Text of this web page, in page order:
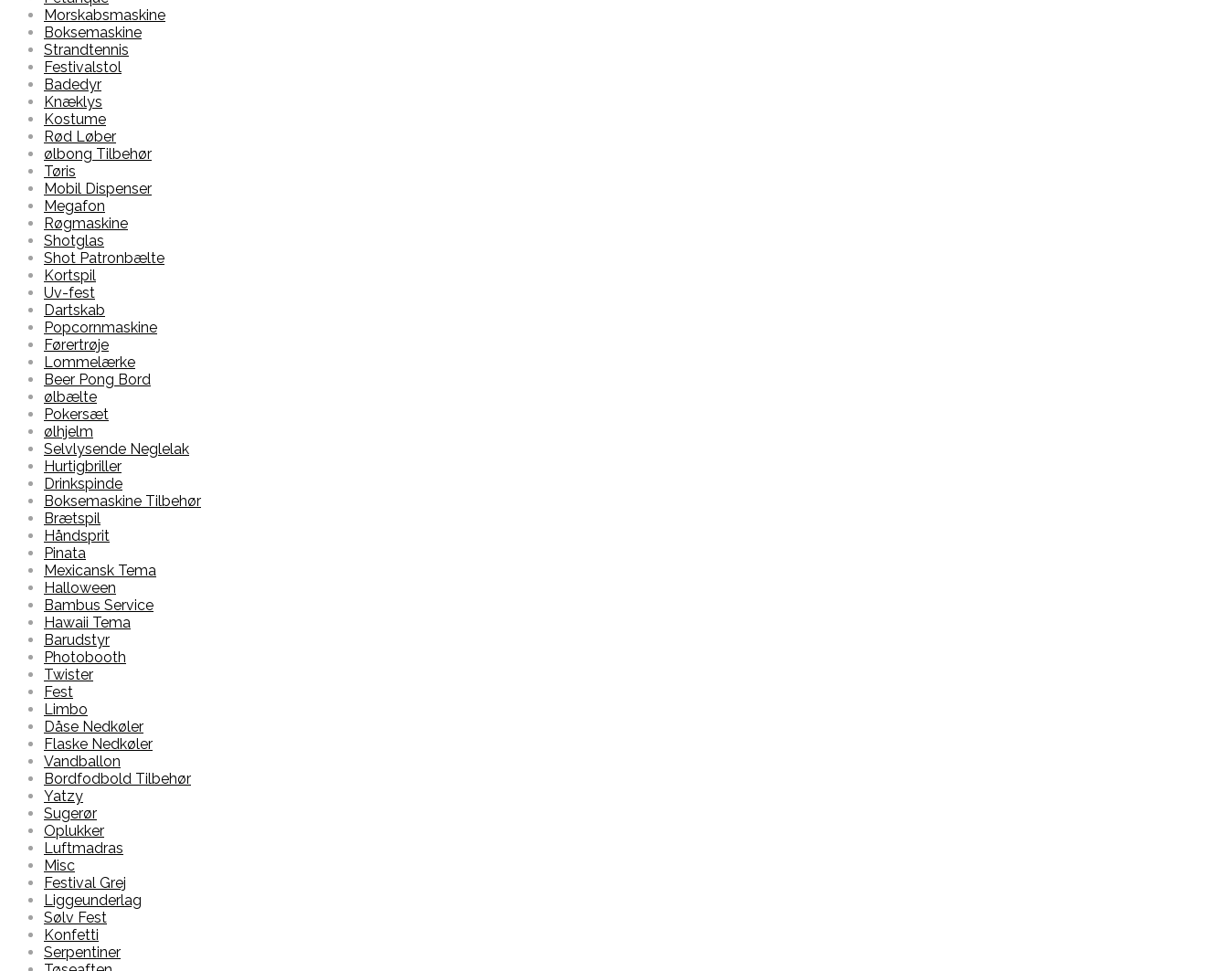
Morskabsmaskine
Boksemaskine
Strandtennis
Festivalstol
Badedyr
Knæklys
Kostume
Rød Løber
ølbong Tilbehør
Tøris
Mobil Dispenser
Megafon
Røgmaskine
Shotglas
Shot Patronbælte
Kortspil
Uv-fest
Dartskab
Popcornmaskine
Førertrøje
Lommelærke
Beer Pong Bord
ølbælte
Pokersæt
ølhjelm
Selvlysende Neglelak
Hurtigbriller
Drinkspinde
Boksemaskine Tilbehør
Brætspil
Håndsprit
Pinata
Mexicansk Tema
Halloween
Bambus Service
Hawaii Tema
Barudstyr
Photobooth
Twister
Fest
Limbo
Dåse Nedkøler
Flaske Nedkøler
Vandballon
Bordfodbold Tilbehør
Yatzy
Sugerør
Oplukker
Luftmadras
Misc
Festival Grej
Liggeunderlag
Sølv Fest
Konfetti
Serpentiner